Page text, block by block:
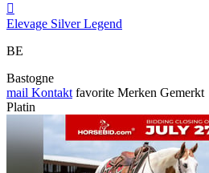

Elevage Silver Legend
BE
Bastogne
mail Kontakt favorite Merken Gemerkt
Platin